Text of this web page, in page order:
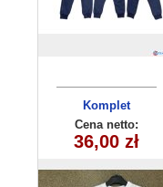
Komplet
dziecięcy
260625-30
(3/4-13/14)
6szt
Cena netto:
36,00 zł